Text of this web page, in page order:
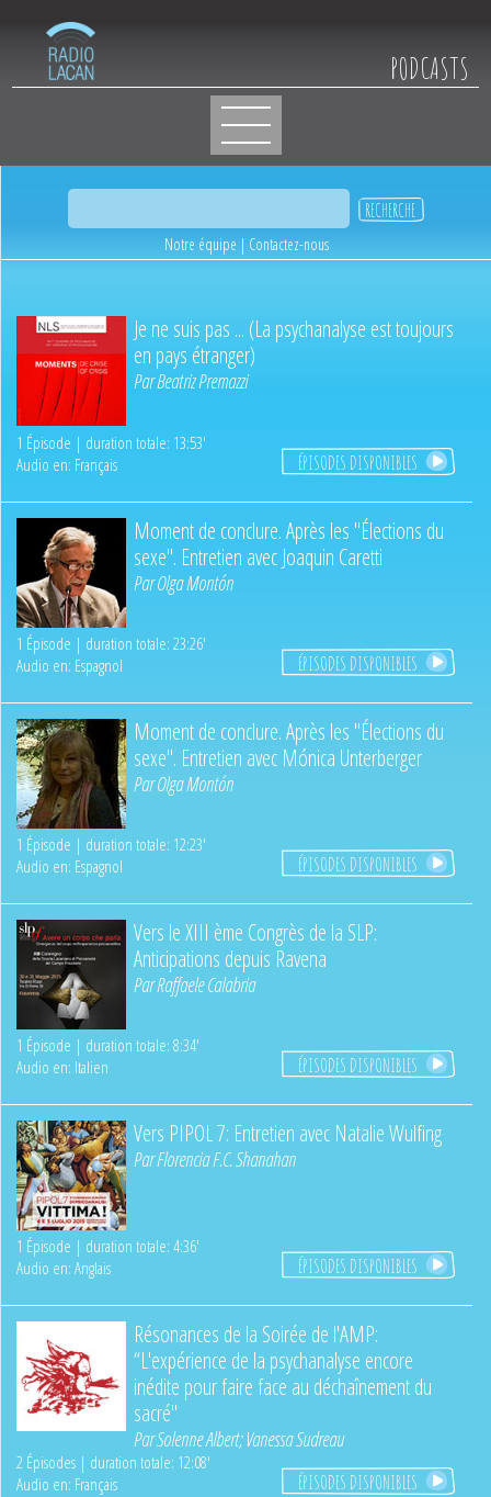
PODCASTS
Notre équipe | Contactez-nous
Je ne suis pas ... (La psychanalyse est toujours
en pays étranger)
ParBeatriz Premazzi
1 Épisode | duration totale: 13:53'
Audio en: Français
ÉPISODES DISPONIBLES
Moment de conclure. Après les "Élections du
sexe". Entretien avec Joaquin Caretti
ParOlga Montón
1 Épisode | duration totale: 23:26'
Audio en: Espagnol
ÉPISODES DISPONIBLES
Moment de conclure. Après les "Élections du
sexe". Entretien avec Mónica Unterberger
ParOlga Montón
1 Épisode | duration totale: 12:23'
Audio en: Espagnol
ÉPISODES DISPONIBLES
Vers le XIII ème Congrès de la SLP:
Anticipations depuis Ravena
ParRaffaele Calabria
1 Épisode | duration totale: 8:34'
Audio en: Italien
ÉPISODES DISPONIBLES
Vers PIPOL 7: Entretien avec Natalie Wulfing
ParFlorencia F.C. Shanahan
1 Épisode | duration totale: 4:36'
Audio en: Anglais
ÉPISODES DISPONIBLES
Résonances de la Soirée de l'AMP:
“L'expérience de la psychanalyse encore
inédite pour faire face au déchaînement du
sacré"
ParSolenne Albert;Vanessa Sudreau
2 Épisodes | duration totale: 12:08'
Audio en: Français
ÉPISODES DISPONIBLES